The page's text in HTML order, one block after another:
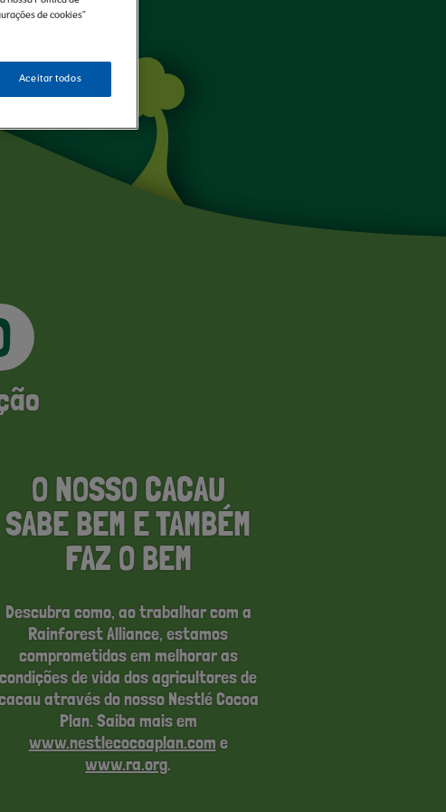
O NOSSO CACAU
SABE BEM E TAMBÉM
FAZ O BEM
Descubra como, ao trabalhar com a
Rainforest Alliance, estamos
comprometidos em melhorar as
condições de vida dos agricultores de
através do nosso Nestlé Cocoa
Plan. Saiba mais em
www.nestlecocoaplan.com e
www.ra.org.
de cookies"
Aceitar todos